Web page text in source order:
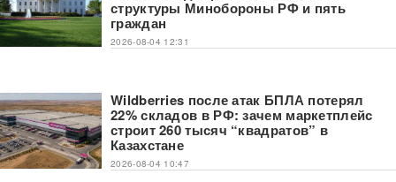
структуры Минобороны РФ и пять
граждан
2026-08-04 12:31
Wildberries после атак БПЛА потерял
22% складов в РФ: зачем маркетплейс
строит 260 тысяч “квадратов” в
Казахстане
2026-08-04 10:47